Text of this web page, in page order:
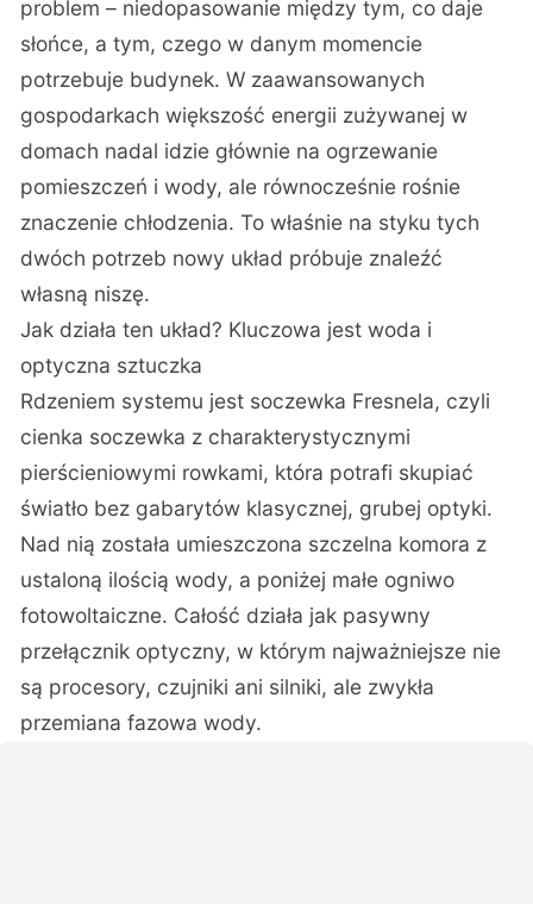
problem – niedopasowanie między tym, co daje
słońce, a tym, czego w danym momencie
potrzebuje budynek. W zaawansowanych
gospodarkach większość energii zużywanej w
domach nadal idzie głównie na ogrzewanie
pomieszczeń i wody, ale równocześnie rośnie
znaczenie chłodzenia. To właśnie na styku tych
dwóch potrzeb nowy układ próbuje znaleźć
własną niszę.
Jak działa ten układ? Kluczowa jest woda i
optyczna sztuczka
Rdzeniem systemu jest soczewka Fresnela, czyli
cienka soczewka z charakterystycznymi
pierścieniowymi rowkami, która potrafi skupiać
światło bez gabarytów klasycznej, grubej optyki.
Nad nią została umieszczona szczelna komora z
ustaloną ilością wody, a poniżej małe ogniwo
fotowoltaiczne. Całość działa jak pasywny
przełącznik optyczny, w którym najważniejsze nie
są procesory, czujniki ani silniki, ale zwykła
przemiana fazowa wody.